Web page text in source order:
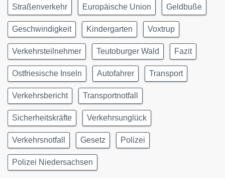
Straßenverkehr Europäische Union Geldbuße
Geschwindigkeit Kindergarten Voxtrup
Verkehrsteilnehmer Teutoburger Wald Fazit
Ostfriesische Inseln Autofahrer Transport
Verkehrsbericht Transportnotfall
Sicherheitskräfte Verkehrsunglück
Verkehrsnotfall Gesetz Polizei
Polizei Niedersachsen